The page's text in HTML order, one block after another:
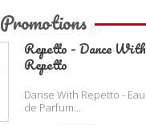
Promotions
Repetto - Dance With
Repetto
Danse With Repetto - Eau
de Parfum...